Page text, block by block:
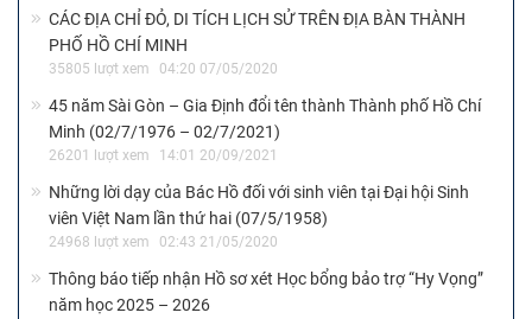
CÁC ĐỊA CHỈ ĐỎ, DI TÍCH LỊCH SỬ TRÊN ĐỊA BÀN THÀNH
PHỐ HỒ CHÍ MINH
35805 lượt xem 04:20 07/05/2020
45 năm Sài Gòn – Gia Định đổi tên thành Thành phố Hồ Chí
Minh (02/7/1976 – 02/7/2021)
26201 lượt xem 14:01 20/09/2021
Những lời dạy của Bác Hồ đối với sinh viên tại Đại hội Sinh
viên Việt Nam lần thứ hai (07/5/1958)
24968 lượt xem 02:43 21/05/2020
Thông báo tiếp nhận Hồ sơ xét Học bổng bảo trợ “Hy Vọng”
năm học 2025 – 2026